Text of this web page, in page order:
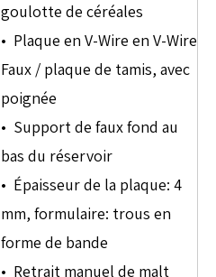
goulotte de céréales
• Plaque en V-Wire en V-Wire
Faux / plaque de tamis, avec
poignée
• Support de faux fond au
bas du réservoir
• Épaisseur de la plaque: 4
mm, formulaire: trous en
forme de bande
• Retrait manuel de malt